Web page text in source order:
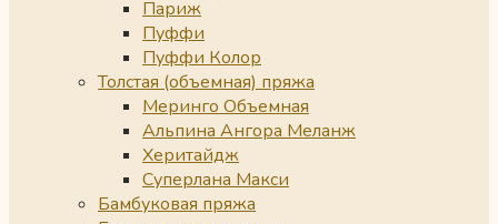
Париж
Пуффи
Пуффи Колор
Толстая (объемная) пряжа
Меринго Объемная
Альпина Ангора Меланж
Херитайдж
Суперлана Макси
Бамбуковая пряжа